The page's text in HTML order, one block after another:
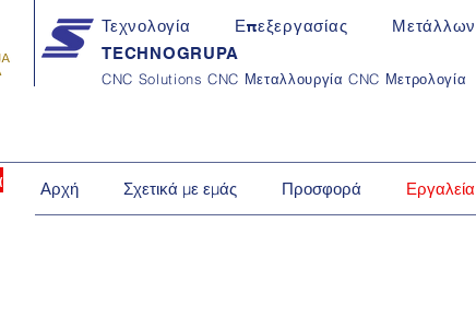
Τεχνολογία Επεξεργασίας Μετάλλων
TECHNOGRUPA
CNC Solutions CNC Μεταλλουργία CNC Μετρολογία
Αρχή Σχετικά με εμάς Προσφορά